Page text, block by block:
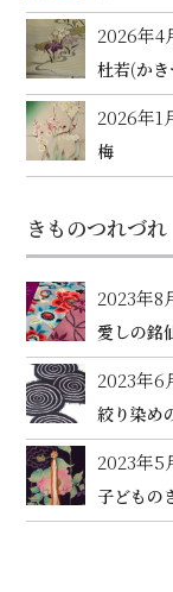
2026年4
杜若(か
2026年1
梅
きものつれづれ
2023年8
愛しの銘
2023年6
絞り染め
2023年5
子どもの